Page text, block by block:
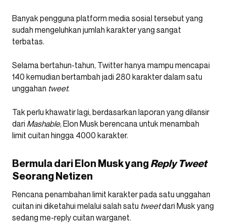
Banyak pengguna platform media sosial tersebut yang
sudah mengeluhkan jumlah karakter yang sangat
terbatas.
Selama bertahun-tahun, Twitter hanya mampu mencapai
140 kemudian bertambah jadi 280 karakter dalam satu
unggahan tweet.
Tak perlu khawatir lagi, berdasarkan laporan yang dilansir
dari Mashable, Elon Musk berencana untuk menambah
limit cuitan hingga 4000 karakter.
Bermula dari Elon Musk yangReply Tweet
Seorang Netizen
Rencana penambahan limit karakter pada satu unggahan
cuitan ini diketahui melalui salah satu tweetdari Musk yang
sedang me-reply cuitan warganet.